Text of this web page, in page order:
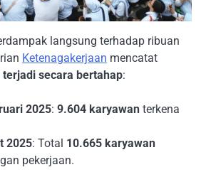
langsung terhadap ribuan
Ketenagakerjaan mencatat
terjadi secara bertahap:
2025: 9.604 karyawan terkena
2025: Total 10.665 karyawan
pekerjaan.